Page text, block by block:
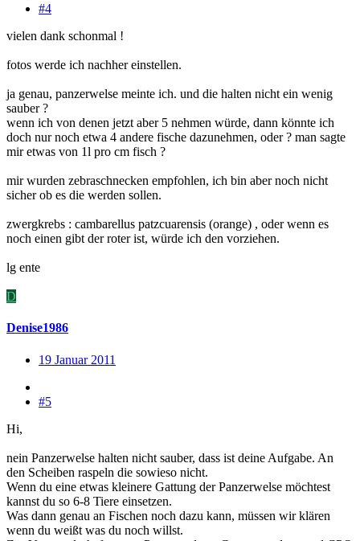
#4
vielen dank schonmal !
fotos werde ich nachher einstellen.
ja genau, panzerwelse meinte ich. und die halten nicht ein wenig
sauber ?
wenn ich von denen jetzt aber 5 nehmen würde, dann könnte ich
doch nur noch etwa 4 andere fische dazunehmen, oder ? man sagte
mir etwas von 1l pro cm fisch ?
mir wurden zebraschnecken empfohlen, ich bin aber noch nicht
sicher ob es die werden sollen.
zwergkrebs : cambarellus patzcuarensis (orange) , oder wenn es
noch einen gibt der roter ist, würde ich den vorziehen.
lg ente
D
Denise1986
19 Januar 2011
#5
Hi,
nein Panzerwelse halten nicht sauber, dass ist deine Aufgabe. An
den Scheiben raspeln die sowieso nicht.
Wenn du eine etwas kleinere Gattung der Panzerwelse möchtest
kannst du so 6-8 Tiere einsetzen.
Was dann genau an Fischen noch dazu kann, müssen wir klären
wenn du weißt was du noch willst.